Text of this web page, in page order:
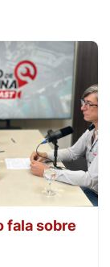
fala sobre